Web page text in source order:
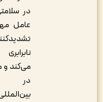
در سلامتی را دو
عامل مهم دیگر
تشدیدکننده
نابرابری عنوان
می‌کند و می‌‌گوید:
در آزمون
بین‌المللی تیمز